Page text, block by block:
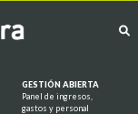
GESTIÓN ABIERTA
Panel de ingresos,
gastos y personal